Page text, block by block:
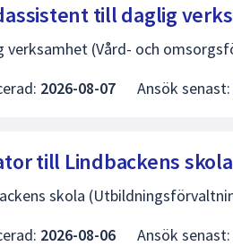
till daglig
verksamhet (Vård- och
2026-08-07 Ansök senast:
till Lindbackens
skola
2026-08-06 Ansök senast: